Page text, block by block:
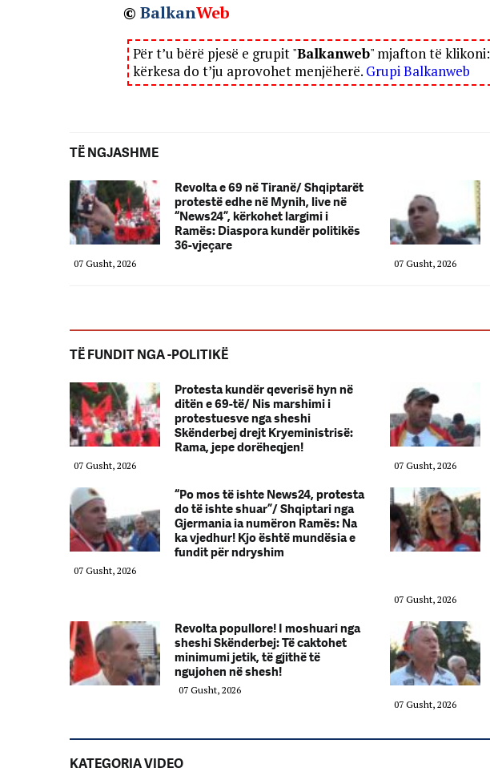
© BalkanWeb
Për t’u bërë pjesë e grupit "Balkanweb" mjafton të klikoni:
kërkesa do t’ju aprovohet menjëherë. Grupi Balkanweb
TË NGJASHME
Revolta e 69 në Tiranë/ Shqiptarët
protestë edhe në Mynih, live në
“News24”, kërkohet largimi i
Ramës: Diaspora kundër politikës
36-vjeçare
07 Gusht, 2026 07 Gusht, 2026
TË FUNDIT NGA -POLITIKË
Protesta kundër qeverisë hyn në
ditën e 69-të/ Nis marshimi i
protestuesve nga sheshi
Skënderbej drejt Kryeministrisë:
Rama, jepe dorëheqjen!
07 Gusht, 2026 07 Gusht, 2026
“Po mos të ishte News24, protesta
do të ishte shuar”/ Shqiptari nga
Gjermania ia numëron Ramës: Na
ka vjedhur! Kjo është mundësia e
fundit për ndryshim
07 Gusht, 2026
07 Gusht, 2026
Revolta popullore! I moshuari nga
sheshi Skënderbej: Të caktohet
minimumi jetik, të gjithë të
ngujohen në shesh!
07 Gusht, 2026
07 Gusht, 2026
KATEGORIA VIDEO